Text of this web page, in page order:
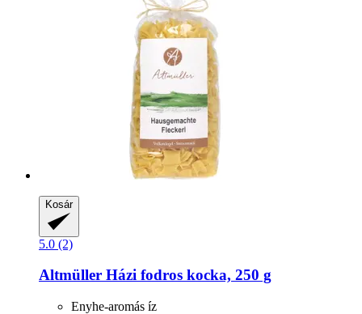
Kosár
5.0 (2)
Altmüller Házi fodros kocka, 250 g
Enyhe-aromás íz